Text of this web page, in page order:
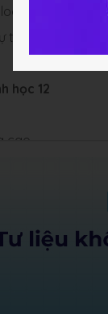
người hiện đại
tiến hoá văn hoá
học 12
cao